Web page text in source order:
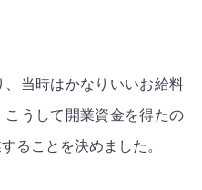
当時はかなりいいお給料
うして開業資金を得たの
ることを決めました。